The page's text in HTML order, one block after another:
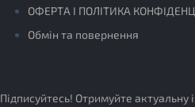
ОФЕРТА І ПОЛІТИКА
Обмін та повернення
Підписуйтесь! Отримуйте